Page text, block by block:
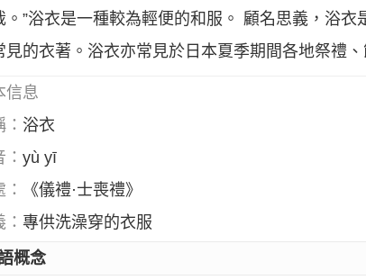
。”浴衣是一種較為輕便的和服。 顧名思義，浴
見的衣著。浴衣亦常見於日本夏季期間各地祭禮、
信息
浴衣
：yù yī
《儀禮·士喪禮》
：專供洗澡穿的衣服
概念